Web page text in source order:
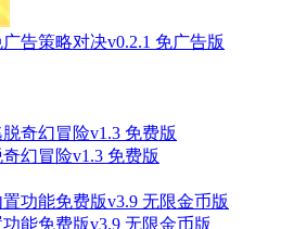
告策略对决v0.2.1 免广告版
幻冒险v1.3 免费版
能免费版v3.9 无限金币版